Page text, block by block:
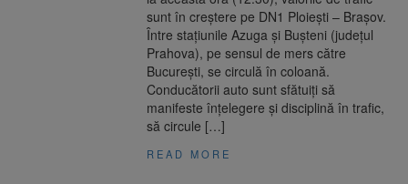
persoane primesc îngrijiri medicale
Se schimbă examenul de
medic specialist. Subiecte unice în toată țara,
aceeași oră și același barem
sunt în creștere pe DN1 Ploiești – Brașov.
Între staţiunile Azuga şi Buşteni (judeţul
Prahova), pe sensul de mers către
Bucureşti, se circulă în coloană.
Conducătorii auto sunt sfătuiţi să
manifeste înţelegere şi disciplină în trafic,
să circule […]
READ MORE